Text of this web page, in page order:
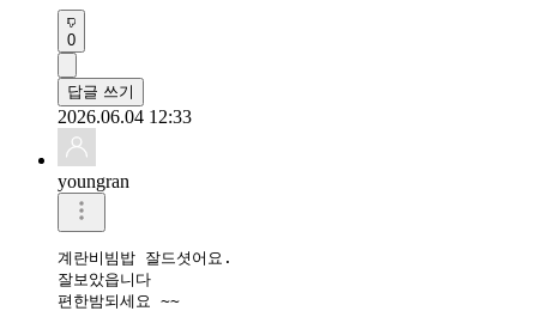
0
답글 쓰기
2026.06.04 12:33
youngran
계란비빔밥 잘드셧어요.
잘보았읍니다
편한밤되세요 ~~